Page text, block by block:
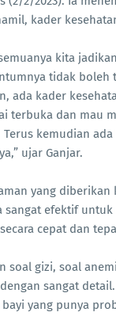
kader
kita
tidak boleh
ada kader
terbuka dan mau
kemudian
ujar Ganjar.
yang diberikan
sangat efektif untuk
cepat dan
soal gizi, soal
sangat
yang punya